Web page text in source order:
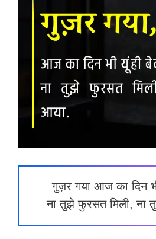
गुज़र गया आज का दिन
ना तुझे फुरसत मिली, ना